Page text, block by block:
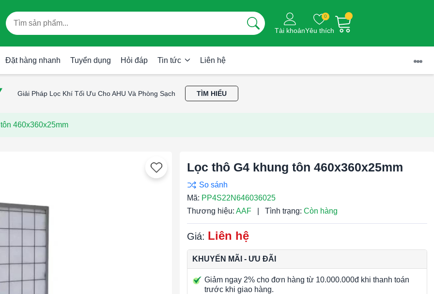
Tài khoản
0
Yêu thích
Đặt hàng nhanh Tuyển dụng Hỏi đáp Tin tức Liên hệ
Giải Pháp Lọc Khí Tối Ưu Cho AHU Và Phòng Sạch TÌM HIỂU
460x360x25mm
Lọc thô G4 khung tôn 460x360x25mm
Mã: PP4S22N646036025
Thương hiệu: AAF Tình trạng: Còn hàng
Giá: Liên hệ
KHUYẾN MÃI - ƯU ĐÃI
Giảm ngay 2% cho đơn hàng từ 10.000.000đ khi thanh toán
trước khi giao hàng.